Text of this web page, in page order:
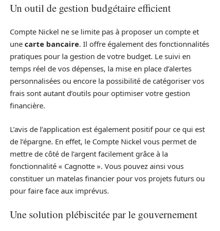
Un outil de gestion budgétaire efficient
Compte Nickel ne se limite pas à proposer un compte et
une carte bancaire. Il offre également des fonctionnalités
pratiques pour la gestion de votre budget. Le suivi en
temps réel de vos dépenses, la mise en place d’alertes
personnalisées ou encore la possibilité de catégoriser vos
frais sont autant d’outils pour optimiser votre gestion
financière.
L’avis de l’application est également positif pour ce qui est
de l’épargne. En effet, le Compte Nickel vous permet de
mettre de côté de l’argent facilement grâce à la
fonctionnalité « Cagnotte ». Vous pouvez ainsi vous
constituer un matelas financier pour vos projets futurs ou
pour faire face aux imprévus.
Une solution plébiscitée par le gouvernement